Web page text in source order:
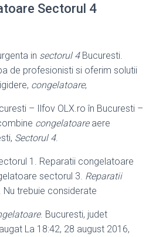
Sectorul 4
in sectorul 4Bucuresti.
de profesionisti si oferim solutii
congelatoare,
– Ilfov OLX.ro în Bucuresti –
congelatoareaere
Sectorul 4.
1. Reparatii congelatoare
sectorul 3. Reparatii
Nu trebuie considerate
. Bucuresti, judet
La 18:42, 28 august 2016,